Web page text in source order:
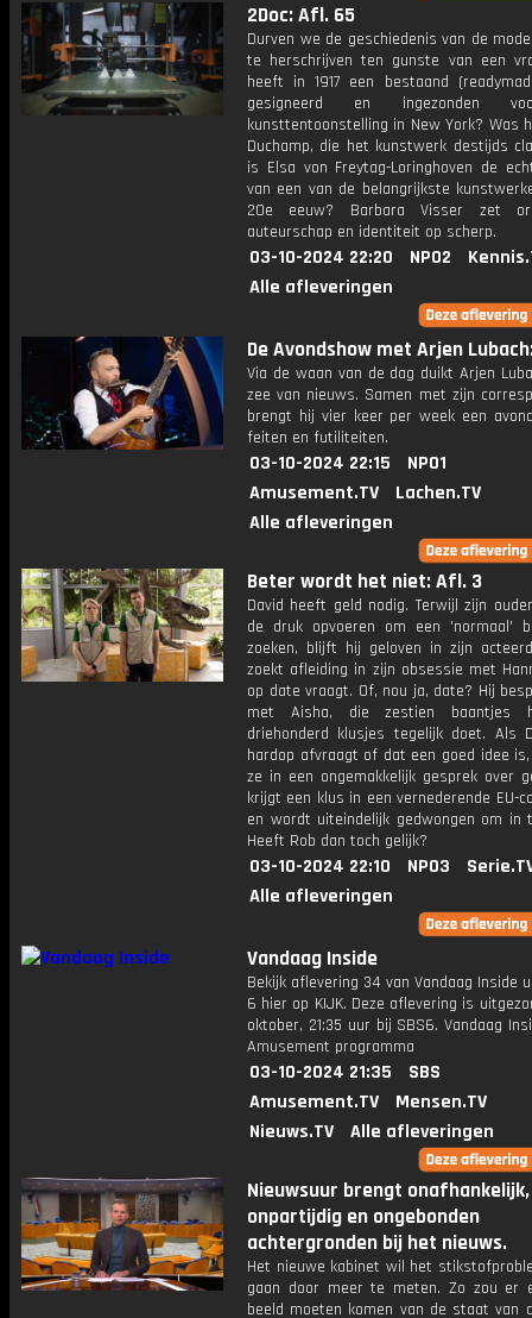
2Doc: Afl. 65
Durven we de geschiedenis van de
te herschrijven ten gunste van een
heeft in 1917 een bestaand
gesigneerd en ingezonden
kunsttentoonstelling in New York? Was
Duchamp, die het kunstwerk destijds
is Elsa von Freytag-Loringhoven de
van een van de belangrijkste
20e eeuw? Barbara Visser zet
auteurschap en identiteit op scherp.
03-10-2024 22:20 NPO2
Alle afleveringen
De Avondshow met Arjen
Via de waan van de dag duikt Arjen
zee van nieuws. Samen met zijn
brengt hij vier keer per week een
feiten en futiliteiten.
03-10-2024 22:15
NPO1
Amusement.TV
Lachen.TV
Alle afleveringen
Beter wordt het niet: Afl. 3
David heeft geld nodig. Terwijl zijn
de druk opvoeren om een 'normaal'
zoeken, blijft hij geloven in zijn
zoekt afleiding in zijn obsessie met
op date vraagt. Of, nou ja, date? Hij
met Aisha, die zestien baantjes
driehonderd klusjes tegelijk doet. Als
hardop afvraagt of dat een goed idee
ze in een ongemakkelijk gesprek over
krijgt een klus in een vernederende EU-
en wordt uiteindelijk gedwongen om in
Heeft Rob dan toch gelijk?
03-10-2024 22:10 NPO3
Alle afleveringen
Vandaag Inside
Bekijk aflevering 34 van Vandaag Inside
6 hier op KIJK. Deze aflevering is
oktober, 21:35 uur bij SBS6. Vandaag
Amusement programma
03-10-2024 21:35
SBS
Amusement.TV
Mensen.TV
Nieuws.TV
Alle afleveringen
Nieuwsuur brengt onafhankelijk,
onpartijdig en ongebonden
achtergronden bij het nieuws.
Het nieuwe kabinet wil het
gaan door meer te meten. Zo zou er
beeld moeten komen van de staat van